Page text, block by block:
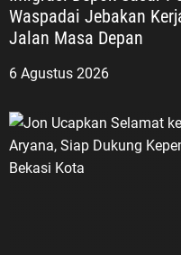
Waspadai Jebakan
6 Agustus 2026